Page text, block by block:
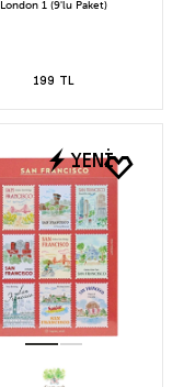
London 1 (9'lu Paket)
199 TL
YENİ